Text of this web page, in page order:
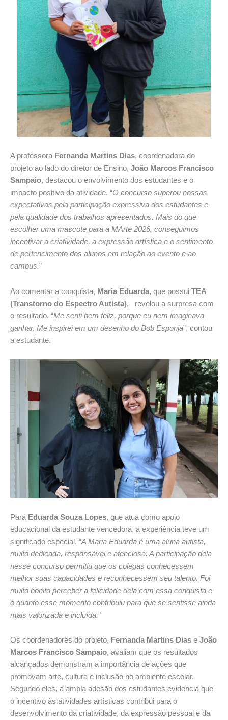
A professora Fernanda Martins Dias, coordenadora do
projeto ao lado do diretor de Ensino, João Marcos Francisco
Sampaio, destacou o envolvimento dos estudantes e o
impacto positivo da atividade. “O concurso superou nossas
expectativas pela participação expressiva dos estudantes e
pela qualidade dos trabalhos apresentados. Mais do que
escolher uma mascote para a MArte 2026, conseguimos
incentivar a criatividade, a expressão artística e o sentimento
de pertencimento dos alunos em relação ao evento e ao
campus.”
Ao comentar a conquista, Maria Eduarda, que possui TEA
(Transtorno do Espectro Autista), revelou a surpresa com
o resultado. “Me senti bem feliz, porque eu nem imaginava
ganhar. Me inspirei em um desenho do Bob Esponja”, contou
a estudante.
Para Eduarda Souza Lopes, que atua como apoio
educacional da estudante vencedora, a experiência teve um
significado especial. “A Maria Eduarda é uma aluna autista,
muito dedicada, responsável e atenciosa. A participação dela
nesse concurso permitiu que os colegas conhecessem
melhor suas capacidades e reconhecessem seu talento. Foi
muito bonito perceber a felicidade dela com essa conquista e
o quanto esse momento contribuiu para que se sentisse ainda
mais valorizada e incluída.”
Os coordenadores do projeto, Fernanda Martins Dias e João
Marcos Francisco Sampaio, avaliam que os resultados
alcançados demonstram a importância de ações que
promovam arte, cultura e inclusão no ambiente escolar.
Segundo eles, a ampla adesão dos estudantes evidencia que
o incentivo às atividades artísticas contribui para o
desenvolvimento da criatividade, da expressão pessoal e da